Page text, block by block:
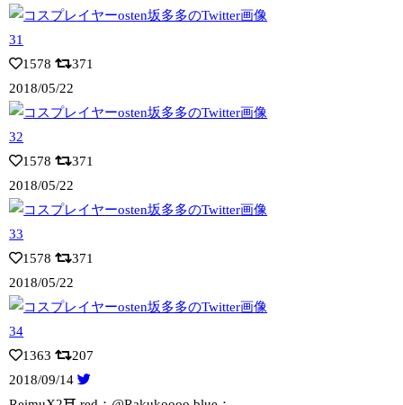
1578
371
2018/05/22
1578
371
2018/05/22
1578
371
2018/05/22
1363
207
2018/09/14